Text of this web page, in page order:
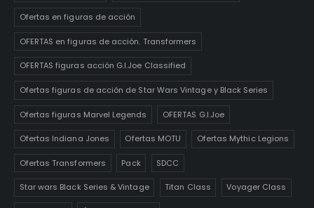
Ofertas en figuras de acción
OFERTAS en figuras de acción. Transformers
OFERTAS figuras acción G.I.Joe Classified
Ofertas figuras de acción de Star Wars Vintage y Black Series
Ofertas figuras Marvel Legends OFERTAS G.I.Joe
Ofertas Indiana Jones Ofertas MOTU Ofertas Mythic Legions
Ofertas Transformers Pack SDCC
Star wars Black Series & Vintage Titan Class Voyager Class